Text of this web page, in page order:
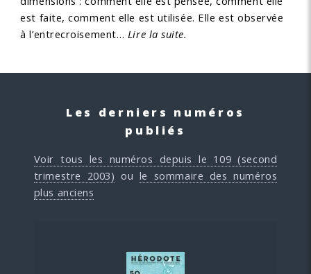
est faite, comment elle est utilisée. Elle est observée
à l’entrecroisement… Lire la suite.
Les derniers numéros
publiés
Voir tous les numéros depuis le 109 (second
trimestre 2003) ou le sommaire des numéros
plus anciens